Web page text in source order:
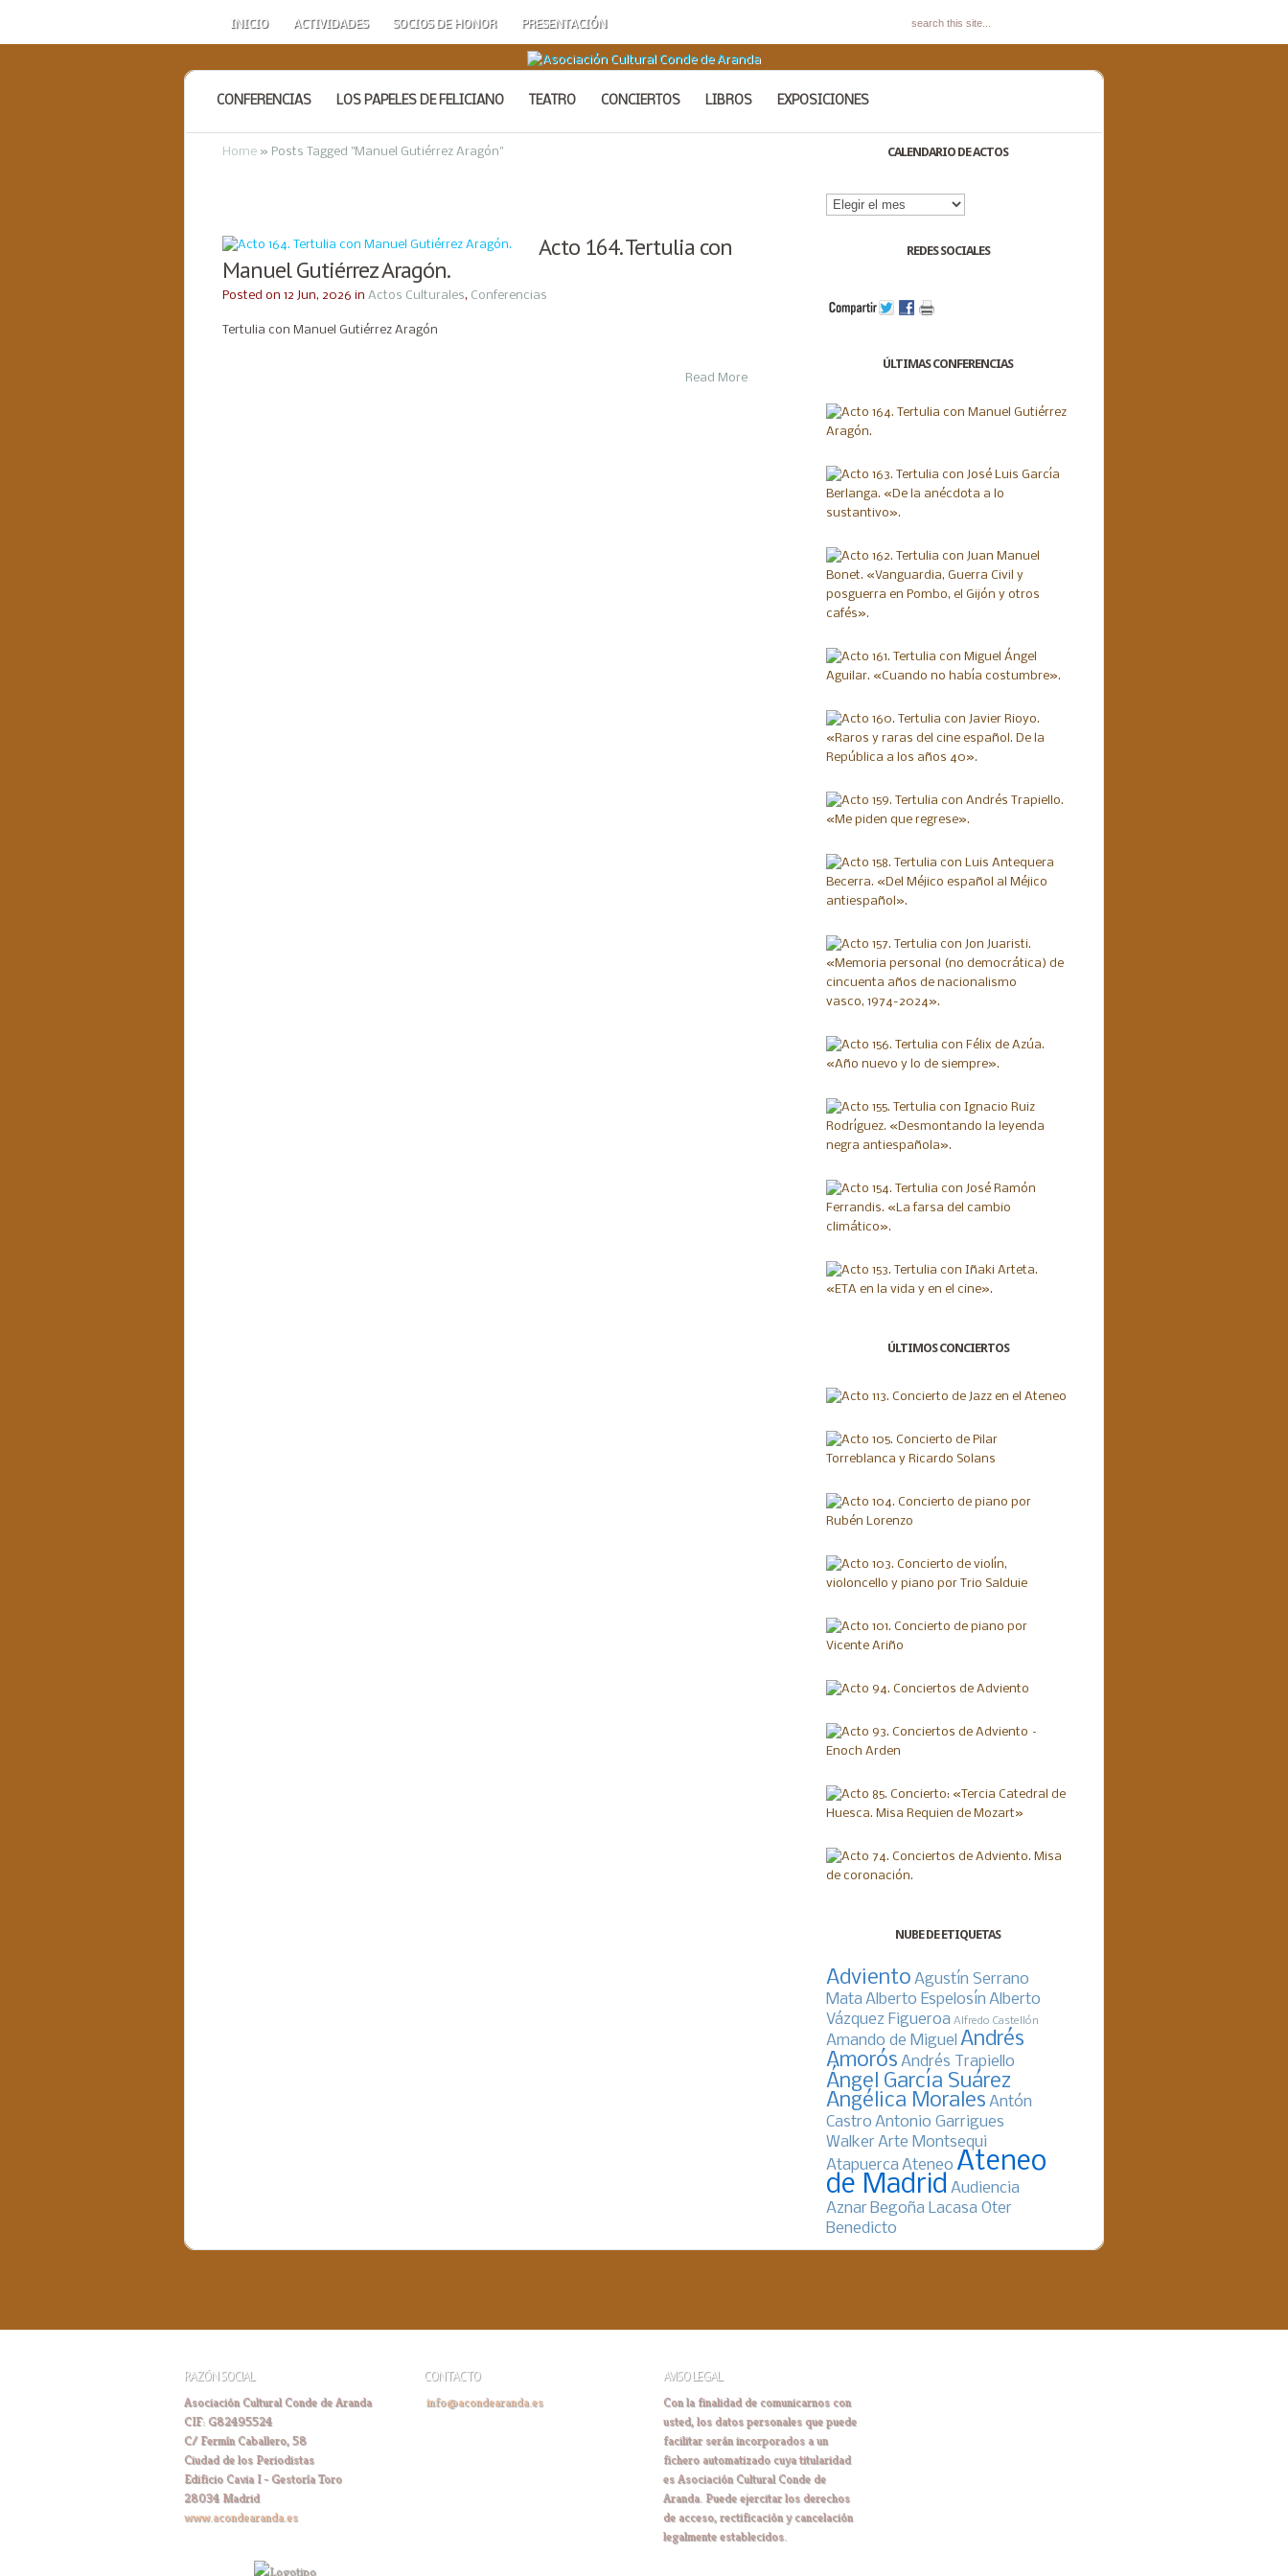
INICIO ACTIVIDADES SOCIOS DE HONOR PRESENTACIÓN
CONFERENCIAS LOS PAPELES DE FELICIANO TEATRO CONCIERTOS LIBROS EXPOSICIONES
Home » Posts Tagged "Manuel Gutiérrez Aragón"
Acto 164. Tertulia con
Manuel Gutiérrez Aragón.
Posted on 12 Jun, 2026 in Actos Culturales, Conferencias
Tertulia con Manuel Gutiérrez Aragón
Read More
CALENDARIO DE ACTOS
Calendario
de
REDES SOCIALES
ÚLTIMAS CONFERENCIAS
ÚLTIMOS CONCIERTOS
NUBE DE ETIQUETAS
Adviento Agustín Serrano
Mata Alberto Espelosín Alberto
Vázquez Figueroa Alfredo Castellón
Amando de Miguel Andrés
Amorós Andrés Trapiello
Ángel García Suárez
Angélica Morales Antón
Castro Antonio Garrigues
Walker Arte Montsequi
Atapuerca Ateneo Ateneo
de Madrid Audiencia
Aznar Begoña Lacasa Oter
Benedicto
RAZÓN SOCIAL
Asociación Cultural Conde de Aranda
CIF: G82495524
C/ Fermín Caballero, 58
Ciudad de los Periodistas
Edificio Cavia I - Gestoría Toro
28034 Madrid
www.acondearanda.es
CONTACTO
info@acondearanda.es
AVISO LEGAL
Con la finalidad de comunicarnos con
usted, los datos personales que puede
facilitar serán incorporados a un
fichero automatizado cuya titularidad
es Asociación Cultural Conde de
Aranda. Puede ejercitar los derechos
de acceso, rectificación y cancelación
legalmente establecidos.